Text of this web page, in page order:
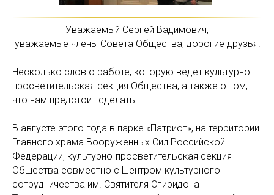
Уважаемый Сергей Вадимович,
уважаемые члены Совета Общества, дорогие друзья!
Несколько слов о работе, которую ведет культурно-
просветительская секция Общества, а также о том,
что нам предстоит сделать.
В августе этого года в парке «Патриот», на территории
Главного храма Вооруженных Сил Российской
Федерации, культурно-просветительская секция
Общества совместно с Центром культурного
сотрудничества им. Святителя Спиридона